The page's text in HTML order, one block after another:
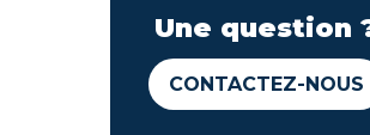
Une question
CONTACTEZ-NOUS